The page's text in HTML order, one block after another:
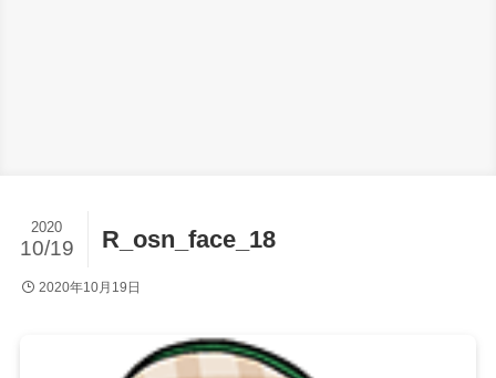
R_osn_face_18
2020
10/19
2020年10月19日